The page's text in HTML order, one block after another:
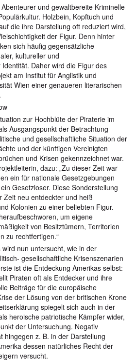
und gewaltbereite Kriminelle
Holzbein, Kopftuch und
die ihre Darstellung oft reduziert wird,
der Figur. Denn hinter
sich häufig gegensätzliche
kultureller und
Daher wird die Figur des
am Institut für Anglistik und
Wien einer genaueren literarischen
zur Hochblüte der Piraterie im
Ausgangspunkt der Betrachtung –
und gesellschaftliche Situation der
und der künftigen Vereinigten
und Krisen gekennzeichnet war.
dazu: „Zu dieser Zeit war
ein für nationale Gesetzgebungen
Gesetzloser. Diese Sonderstellung
Zeit neu entdeckter und heiß
Kolonien zu einer beliebten Figur.
um eigene
von Besitztümern, Territorien
zu rechtfertigen.“
nun untersucht, wie in der
gesellschaftliche Krisenszenarien
ist die Entdeckung Amerikas selbst:
Piraten oft als Entdecker und ihre
Beiträge für die europäische
der Lösung von der britischen Krone
spiegelt sich auch in der
heroische patriotische Kämpfer wider,
der Untersuchung. Negativ
hingegen z. B. in der Darstellung
dessen natürliches Recht der
versucht.